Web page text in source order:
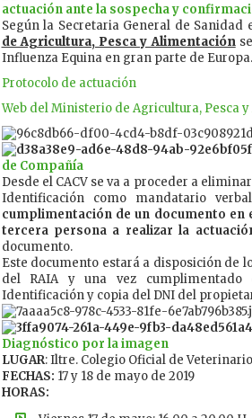
actuación ante la sospecha y
Según la Secretaria General de
de Agricultura, Pesca y Alimentación
Influenza Equina en gran parte de Europa.
Protocolo de actuación
Web del Ministerio de Agricultura, Pesca
de Compañía
Desde el CACV se va a proceder a
Identificación como mandatario
cumplimentación de un documento
tercera persona a realizar la
documento.
Este documento estará a disposición de
del RAIA y una vez cumplimentado
Identificación y copia del DNI del
Diagnóstico por la imagen
LUGAR: Iltre. Colegio Oficial de
FECHAS: 17 y 18 de mayo de 2019
HORAS: